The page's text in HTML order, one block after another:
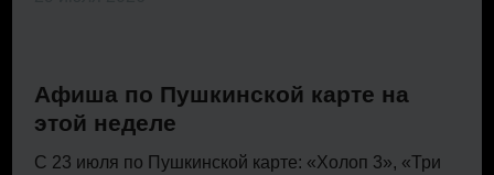
Афиша по Пушкинской карте на
этой неделе
С 23 июля по Пушкинской карте: «Холоп 3», «Три